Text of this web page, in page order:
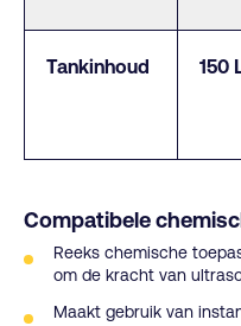
Tankinhoud 150 L
Compatibele
Reeks chemische
om de kracht van
Maakt gebruik van